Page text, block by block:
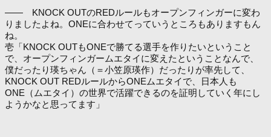
―― KNOCK OUTのREDルールもオープンフィンガーに変わ
りましたよね。ONEに合わせてっていうところもありますもん
ね。
壱「KNOCK OUTもONEで勝てる選手を作りたいということ
で、オープンフィンガームエタイに変えたということなんで、
僕だったり瑛ちゃん（＝小笠原瑛作）だったりが率先して、
KNOCK OUT REDルールからONEムエタイで、日本人も
ONE（ムエタイ）の世界で活躍できるのを証明していく年にし
ようかなと思ってます」